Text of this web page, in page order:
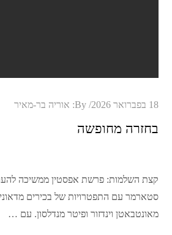
Posted
18 בפברואר 2026 By: אוריה בר-מאיר
בחזרה מחופשה
קצת השלמות: פרשת אפסטין ממשיכה
מאונטבאטן וינדזור ופיטר מנדלסון. עם …